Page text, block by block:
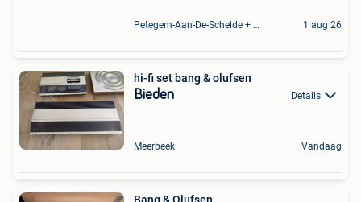
Petegem-Aan-De-Schelde + Deel Van Oudenaarde 1 aug 26
hi-fi set bang & olufsen
Bieden Details
Meerbeek Vandaag
Bang & Olufsen